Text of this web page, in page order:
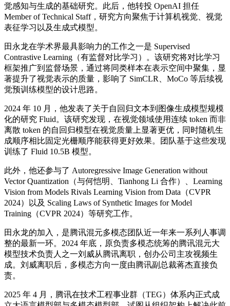
觉感知与生成的基础研究。此后，他转投 OpenAI 担任
Member of Technical Staff，研究方向聚焦于计算机视觉、视觉
表征学习以及生成式模型。
田永龙在学术界最具影响力的工作之一是 Supervised
Contrastive Learning（有监督对比学习）。该研究将对比学习
框架推广到监督场景，通过将同类样本在表示空间中聚集，显
著提升了视觉表示的质量，影响了 SimCLR、MoCo 等后续视
觉预训练模型的设计思路。
2024 年 10 月，他发表了关于自回归文本到图像生成模型规模
化的研究 Fluid。该研究发现，在视觉领域使用连续 token 而非
离散 token 的自回归模型在视觉质量上显著更优，同时随机生
成顺序相比固定光栅顺序能获得更好效果。团队基于这些发现
训练了 Fluid 10.5B 模型。
此外，他还参与了 Autoregressive Image Generation without
Vector Quantization（与何恺明、Tianhong Li 合作）、Learning
Vision from Models Rivals Learning Vision from Data（CVPR
2024）以及 Scaling Laws of Synthetic Images for Model
Training（CVPR 2024）等研究工作。
田永龙的加入，是腾讯混元多模态团队近一年来一系列人事调
整的最新一环。2024 年底，原负责多模态统筹的腾讯混元大
模型技术负责人之一刘威从腾讯离职，创办公司主攻视频生
成。刘威离职后，多模态方向一度由腾讯副总裁蒋杰直接负
责。
2025 年 4 月，腾讯在技术工程事业群（TEG）体系内正式成